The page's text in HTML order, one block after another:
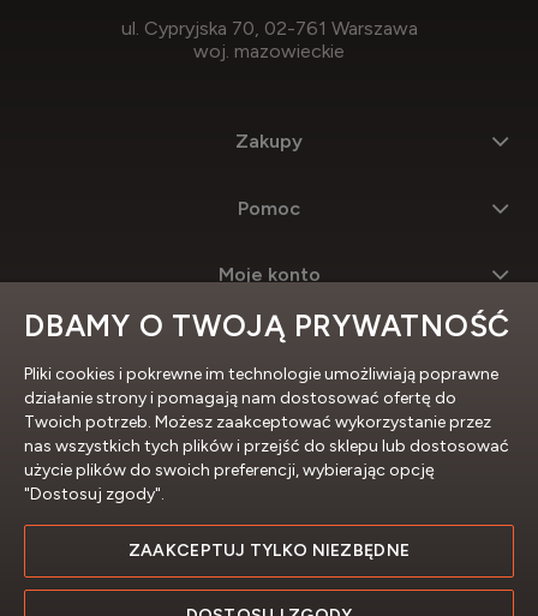
ul. Cypryjska 70, 02-761 Warszawa
woj. mazowieckie
Zakupy
Pomoc
Moje konto
Informacje
Profesjonalne sklepy internetowe
DBAMY O TWOJĄ PRYWATNOŚĆ
Pliki cookies i pokrewne im technologie umożliwiają poprawne
działanie strony i pomagają nam dostosować ofertę do
Twoich potrzeb. Możesz zaakceptować wykorzystanie przez
nas wszystkich tych plików i przejść do sklepu lub dostosować
użycie plików do swoich preferencji, wybierając opcję
"Dostosuj zgody".
ZAAKCEPTUJ TYLKO NIEZBĘDNE